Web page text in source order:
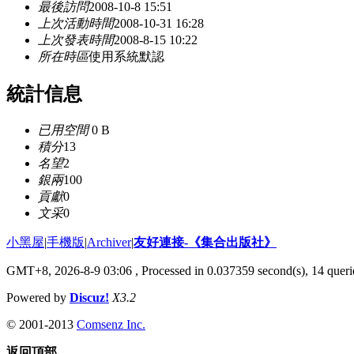
最後訪問2008-10-8 15:51
上次活動時間2008-10-31 16:28
上次發表時間2008-8-15 10:22
所在時區使用系統默認
統計信息
已用空間0 B
積分13
名望2
銀兩100
貢獻0
文采0
小黑屋|手機版|Archiver|友好連接-《集合出版社》
GMT+8, 2026-8-9 03:06 , Processed in 0.037359 second(s), 14
Powered by Discuz! X3.2
© 2001-2013 Comsenz Inc.